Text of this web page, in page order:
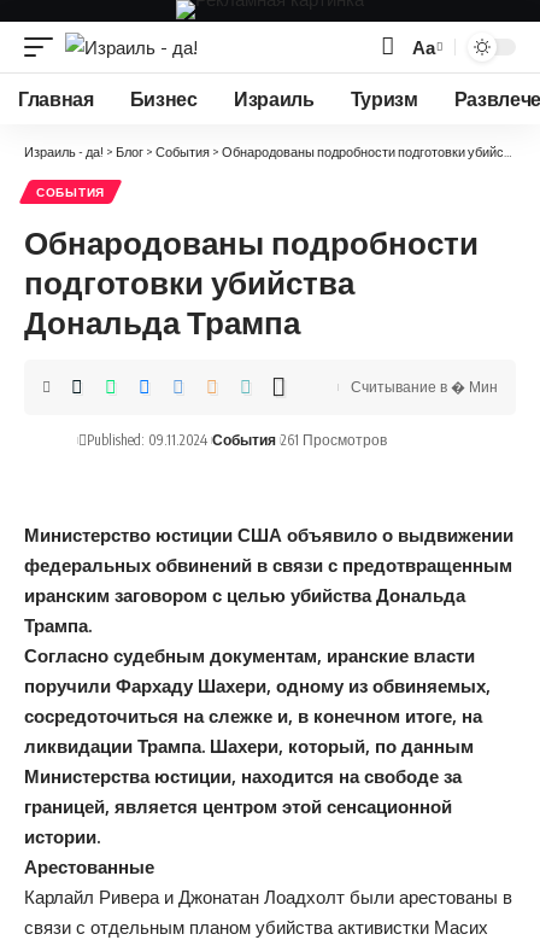
Изменение
размера
Аа
Главная Бизнес Израиль Туризм
Израиль - да! > Блог > События > Обнародованы подробности подготовки убийства Дональда Трампа
СОБЫТИЯ
Обнародованы подробности
подготовки убийства
Дональда Трампа
Published: 09.11.2024 События 261 Просмотров
Считывание в � Мин
Министерство юстиции США объявило о выдвижении
федеральных обвинений в связи с предотвращенным
иранским заговором с целью убийства Дональда
Трампа.
Согласно судебным документам, иранские власти
поручили Фархаду Шахери, одному из обвиняемых,
сосредоточиться на слежке и, в конечном итоге, на
ликвидации Трампа. Шахери, который, по данным
Министерства юстиции, находится на свободе за
границей, является центром этой сенсационной
истории.
Арестованные
Карлайл Ривера и Джонатан Лоадхолт были арестованы в
связи с отдельным планом убийства активистки Масих